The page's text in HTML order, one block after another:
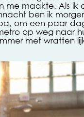
me maakte. Als
ben ik
om een paar
op weg naar
met wratten